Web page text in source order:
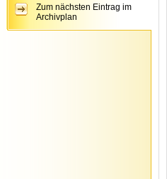
Zum nächsten Eintrag im
Archivplan